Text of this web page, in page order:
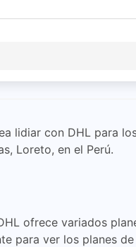
lidiar con DHL para
Loreto, en el Perú.
ofrece variados
para ver los planes